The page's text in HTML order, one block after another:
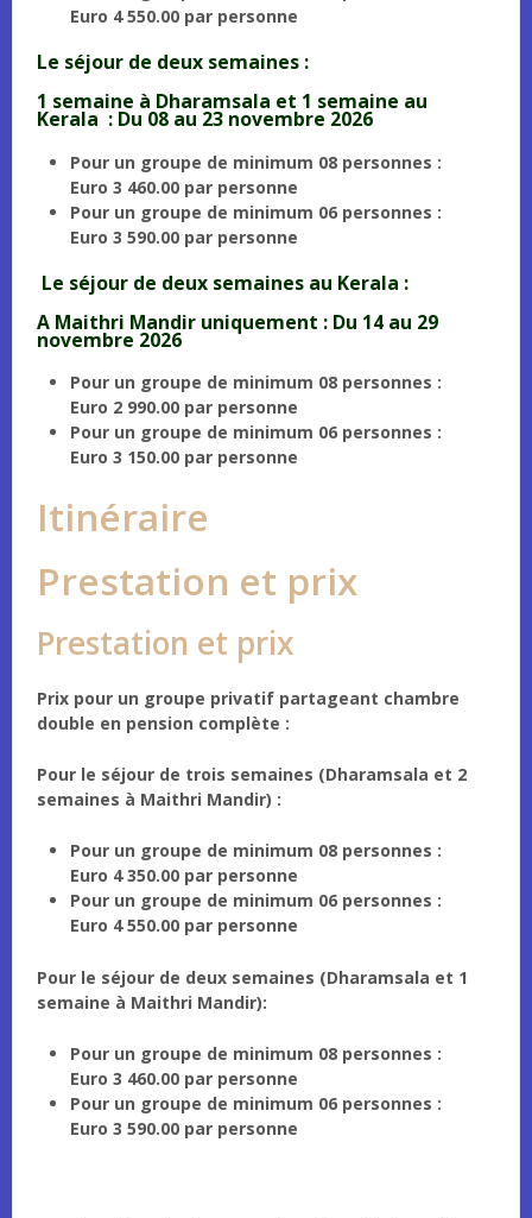
Euro 4 550.00 par personne
Le séjour de deux semaines :
1 semaine à Dharamsala et 1 semaine au
Kerala : Du 08 au 23 novembre 2026
Pour un groupe de minimum 08 personnes :
Euro 3 460.00 par personne
Pour un groupe de minimum 06 personnes :
Euro 3 590.00 par personne
Le séjour de deux semaines au Kerala :
A Maithri Mandir uniquement : Du 14 au 29
novembre 2026
Pour un groupe de minimum 08 personnes :
Euro 2 990.00 par personne
Pour un groupe de minimum 06 personnes :
Euro 3 150.00 par personne
Itinéraire
Prestation et prix
Prestation et prix
Prix pour un groupe privatif partageant chambre
double en pension complète :
Pour le séjour de trois semaines (Dharamsala et 2
semaines à Maithri Mandir) :
Pour un groupe de minimum 08 personnes :
Euro 4 350.00 par personne
Pour un groupe de minimum 06 personnes :
Euro 4 550.00 par personne
Pour le séjour de deux semaines (Dharamsala et 1
semaine à Maithri Mandir):
Pour un groupe de minimum 08 personnes :
Euro 3 460.00 par personne
Pour un groupe de minimum 06 personnes :
Euro 3 590.00 par personne